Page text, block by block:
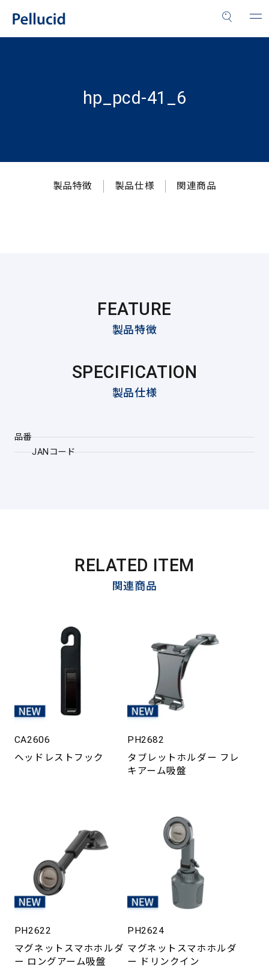
hp_pcd-41_6
製品特徴 製品仕様 関連商品
FEATURE
製品特徴
SPECIFICATION
製品仕様
品番
JANコード
RELATED ITEM
関連商品
CA2606
ヘッドレストフック
PH2682
タブレットホルダー フレ
キアーム吸盤
PH2622
マグネットスマホホルダ
ー ロングアーム吸盤
PH2624
マグネットスマホホルダ
ー ドリンクイン